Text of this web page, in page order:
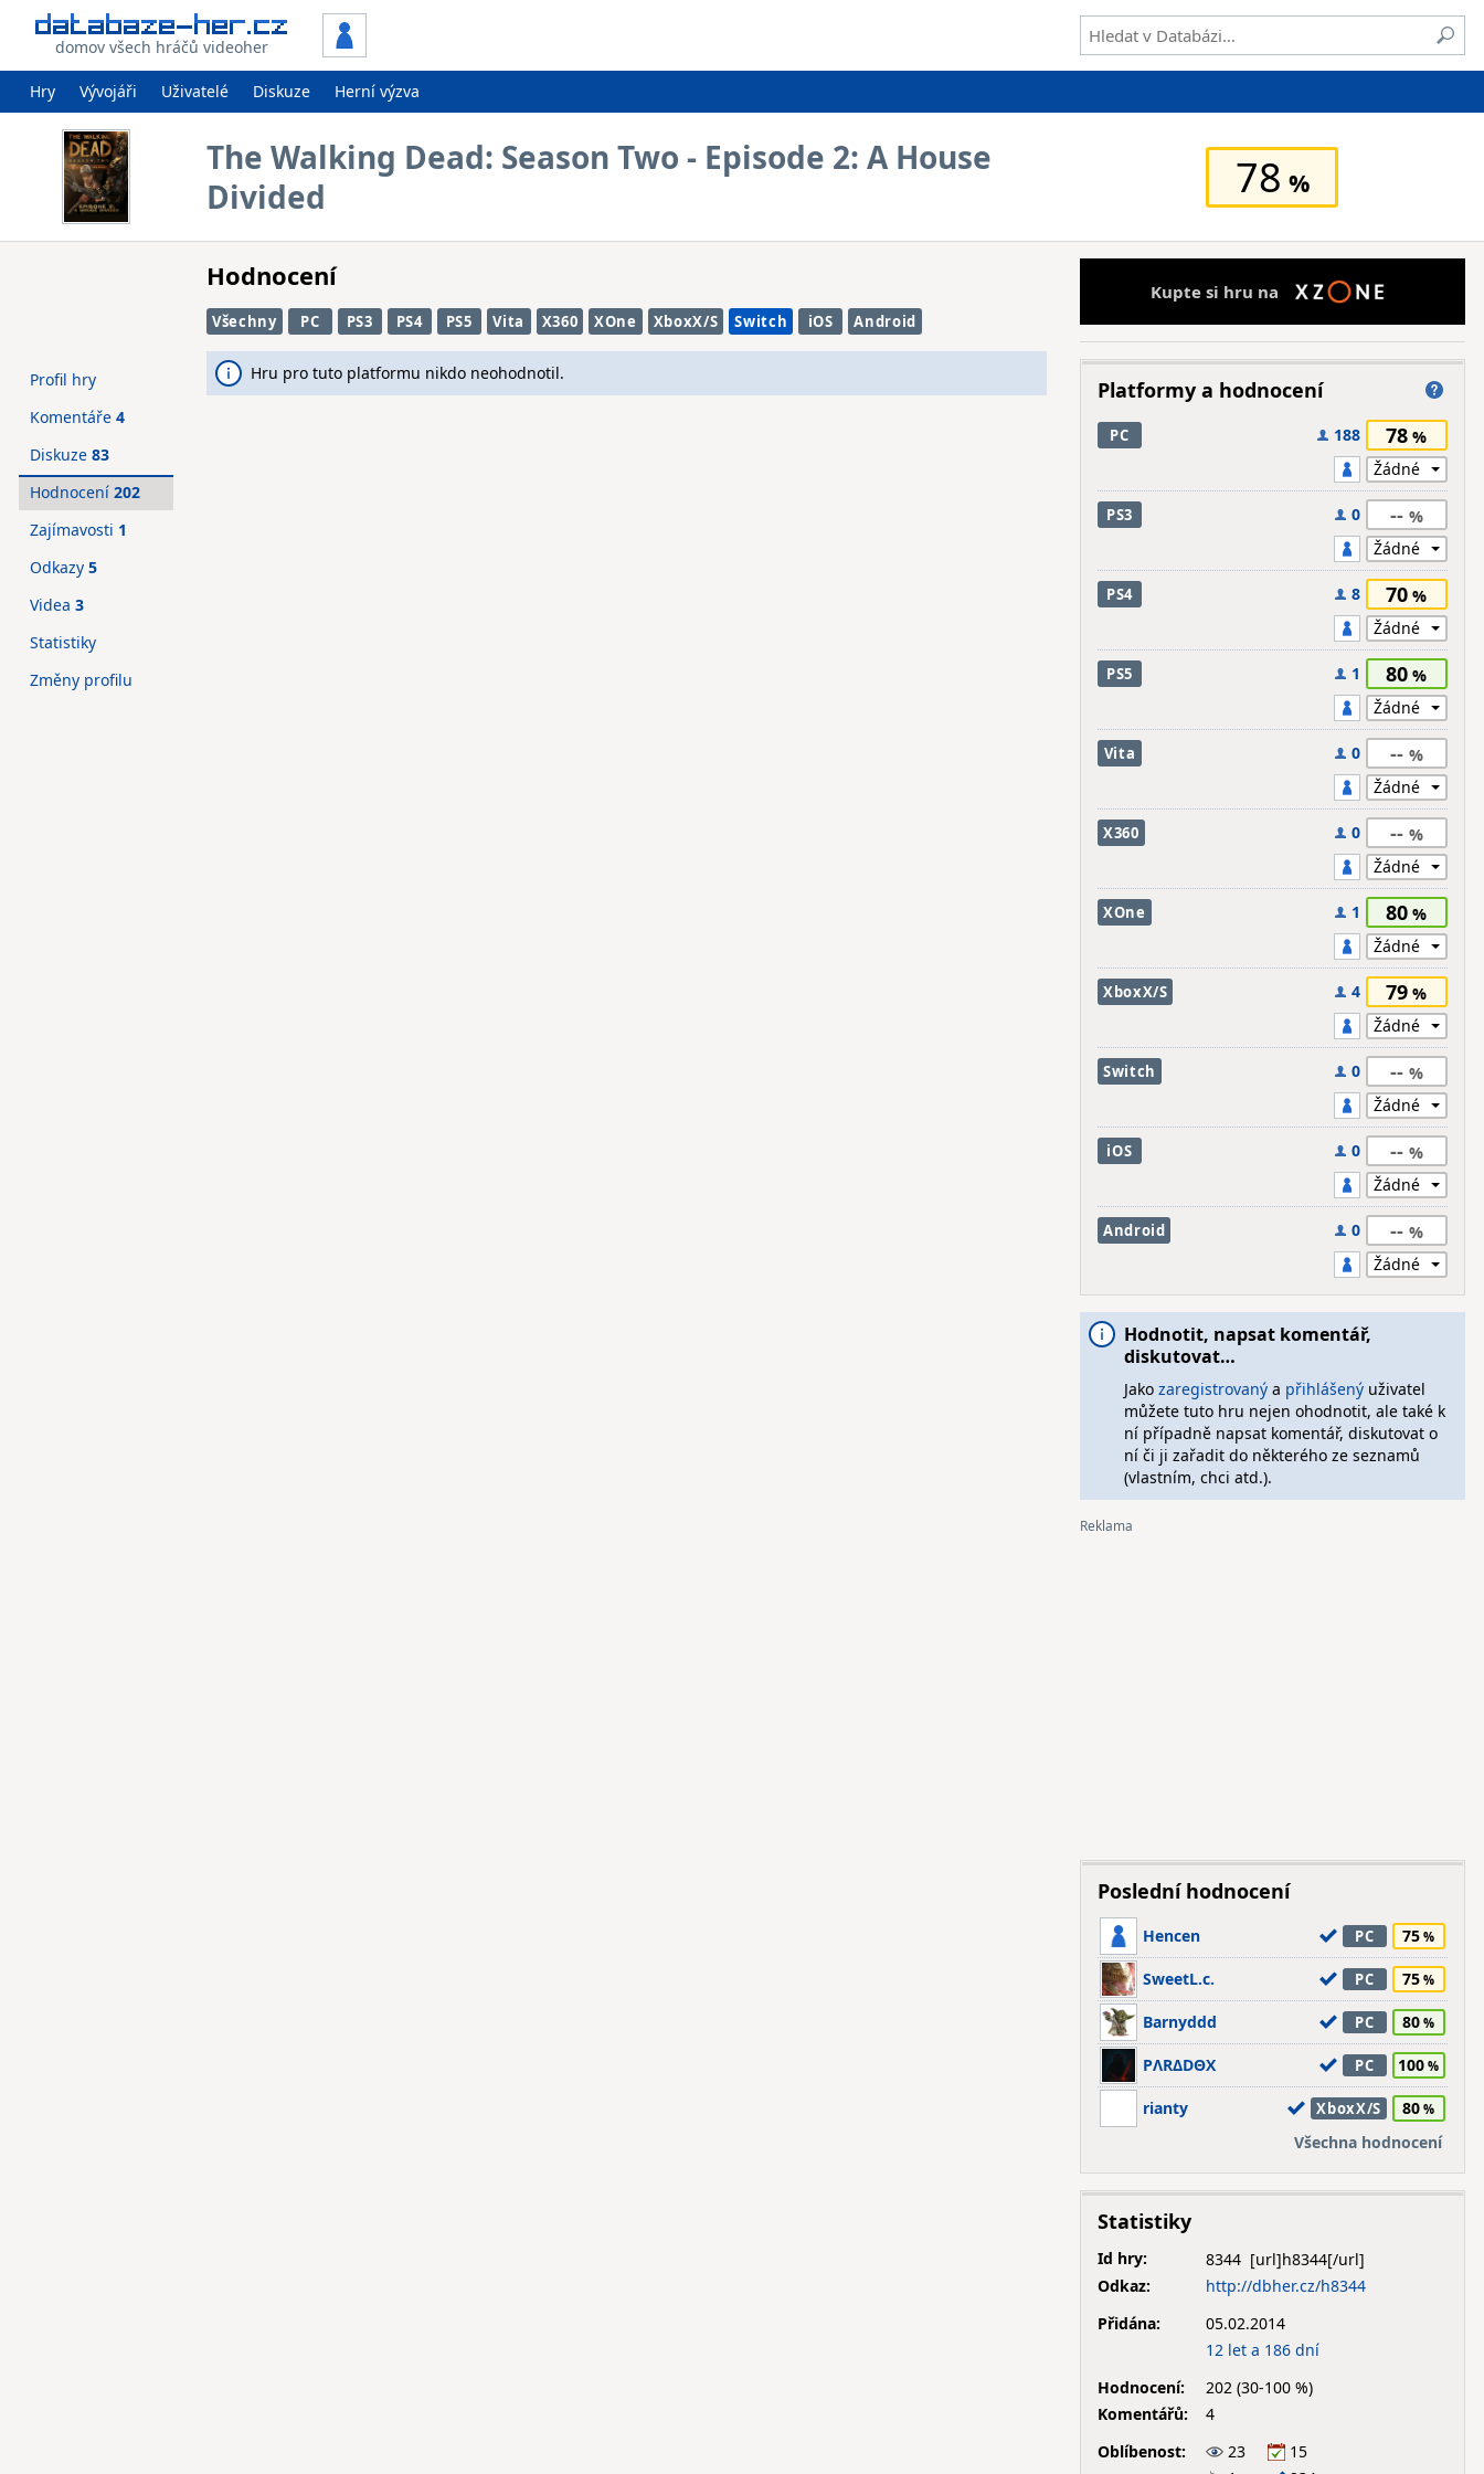
domov všech hráčů videoher
Hry Vývojáři Uživatelé Diskuze Herní výzva
The Walking Dead: Season Two - Episode 2: A House
Divided
78
Hodnocení
Všechny PC PS3 PS4 PS5 Vita X360 XOne XboxX/S Switch iOS Android
Hru pro tuto platformu nikdo neohodnotil.
Profil hry
Komentáře 4
Diskuze 83
Hodnocení 202
Zajímavosti 1
Odkazy 5
Videa 3
Statistiky
Změny profilu
Kupte si hru na
Platformy a hodnocení
PC 188 78
PS3 0 --
PS4 8 70
PS5 1 80
Vita 0 --
X360 0 --
XOne 1 80
XboxX/S 4 79
Switch 0 --
iOS 0 --
Android 0 --
Hodnotit, napsat komentář,
diskutovat…
Jako zaregistrovanýa přihlášenýuživatel
můžete tuto hru nejen ohodnotit, ale také k
ní případně napsat komentář, diskutovat o
ní či ji zařadit do některého ze seznamů
(vlastním, chci atd.).
Poslední hodnocení
Hencen PC 75
SweetL.c. PC 75
Barnyddd PC 80
PΛRΔDΘX PC 100
rianty XboxX/S
80
Všechna hodnocení
Statistiky
Id hry:
8344
Odkaz:
http://dbher.cz/h8344
Přidána:
05.02.2014
12 let a 186 dní
Hodnocení:
202 (30-100 %)
Komentářů:
4
Oblíbenost:
23
15